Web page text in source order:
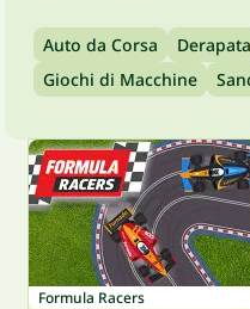
Auto da Corsa Derapata
Giochi di Macchine
Formula Racers